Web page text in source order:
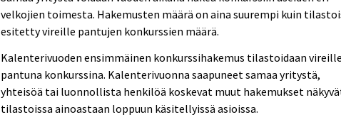
velkojien toimesta. Hakemusten määrä on aina suurempi kuin
esitetty vireille pantujen konkurssien määrä.
Kalenterivuoden ensimmäinen konkurssihakemus tilastoidaan vireille
pantuna konkurssina. Kalenterivuonna saapuneet samaa yritystä,
yhteisöä tai luonnollista henkilöä koskevat muut hakemukset
tilastoissa ainoastaan loppuun käsitellyissä asioissa.